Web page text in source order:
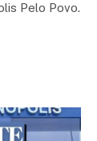
Pelo Povo.